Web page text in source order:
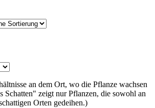
an dem Ort, wo die Pflanze wachsen
Schatten" zeigt nur Pflanzen, die sowohl an
Orten gedeihen.)